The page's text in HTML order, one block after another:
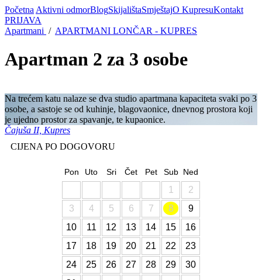
Početna Aktivni odmorBlogSkijalištaSmještajO KupresuKontakt
PRIJAVA
Apartmani / APARTMANI LONČAR - KUPRES
Apartman 2 za 3 osobe
Na trećem katu nalaze se dva studio apartmana kapaciteta svaki po 3
osobe, a sastoje se od kuhinje, blagovaonice, dnevnog prostora koji
je ujedno prostor za spavanje, te kupaonice.
Čajuša II, Kupres
CIJENA PO DOGOVORU